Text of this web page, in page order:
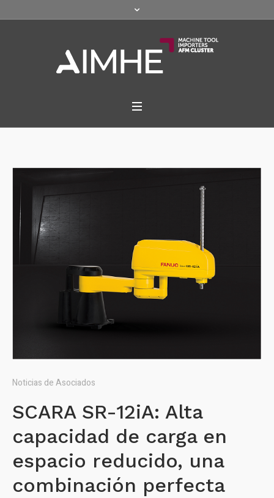
Noticias de Asociados
SCARA SR-12iA: Alta
capacidad de carga en
espacio reducido, una
combinación perfecta